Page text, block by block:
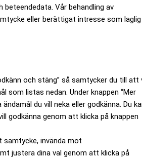
beteendedata. Vår behandling av
eller berättigat intresse som laglig
och stäng” så samtycker du till att
som listas nedan. Under knappen “Mer
du vill neka eller godkänna. Du
godkänna genom att klicka på knappen
samtycke, invända mot
justera dina val genom att klicka på